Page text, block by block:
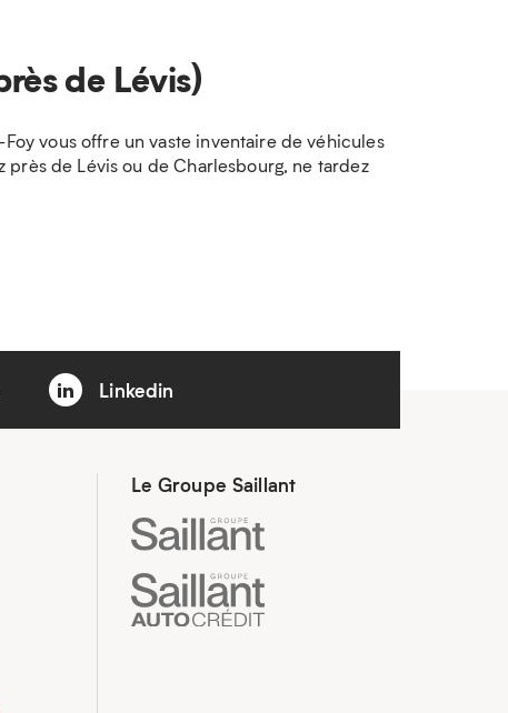
de Lévis)
vous offre un vaste inventaire de véhicules
de Lévis ou de Charlesbourg, ne tardez
Linkedin
Le Groupe Saillant